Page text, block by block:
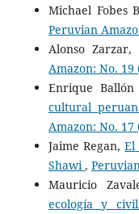
Michael Fobes
Peruvian
Alonso Zarzar,
Amazon: No. 19
Enrique
cultural
Amazon: No. 17
Jaime Regan,El
Shawi,
Mauricio
ecología y